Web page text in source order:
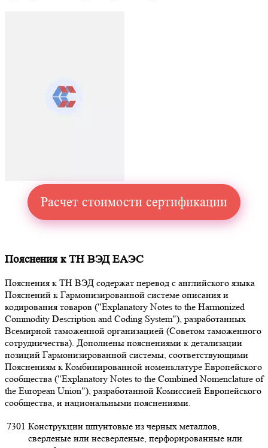
Расчет стоимости сертификации
Пояснения к ТН ВЭД ЕАЭС
Пояснения к ТН ВЭД содержат перевод с английского языка
Пояснений к Гармонизированной системе описания и
кодирования товаров ("Explanatory Notes to the Harmonized
Commodity Description and Coding System"), разработанных
Всемирной таможенной организацией (Советом таможенного
сотрудничества). Дополнены пояснениями к детализации
позиций Гармонизированной системы, соответствующими
Пояснениям к Комбинированной номенклатуре Европейского
сообщества ("Explanatory Notes to the Combined Nomenclature of
the European Union"), разработанной Комиссией Европейского
сообщества, и национальными пояснениями.
7301 Конструкции шпунтовые из черных металлов,
сверленые или несверленые, перфорированные или